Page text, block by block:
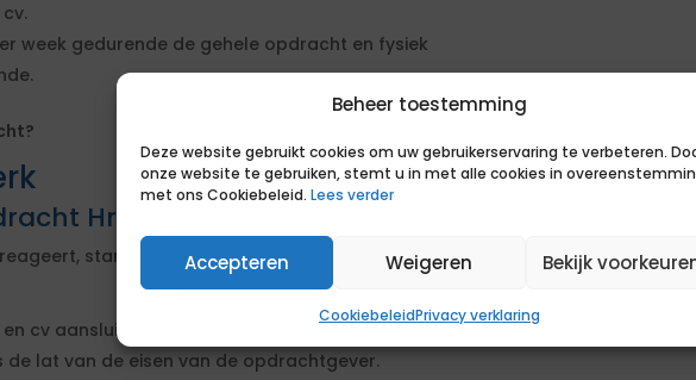
Beheer toestemming
Deze website gebruikt cookies om uw gebruikerservaring te verbeteren.
onze website te gebruiken, stemt u in met alle cookies in
met ons Cookiebeleid. Lees verder
Accepteren Weigeren Bekijk
CookiebeleidPrivacy verklaring
week gedurende de gehele opdracht en fysiek
Hr adviseur
starten wij direct met het beoordelen van
cv aansluiten bij de opdracht.
lat van de eisen van de opdrachtgever.